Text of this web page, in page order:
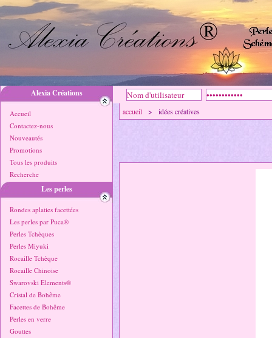
Alexia Créations
Accueil
Contactez-nous
Nouveautés
Promotions
Tous les produits
Recherche
Les perles
Rondes aplaties facettées
Les perles par Puca®
Perles Tchèques
Perles Miyuki
Rocaille Tchèque
Rocaille Chinoise
Swarovski Elements®
Cristal de Bohême
Facettes de Bohême
Perles en verre
Gouttes
accueil > idées créatives